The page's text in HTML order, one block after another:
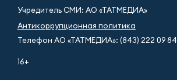
Учредитель СМИ: АО «ТАТМЕДИА»
Антикоррупционная политика
Телефон АО «ТАТМЕДИА»: (843) 222 09 84
16+